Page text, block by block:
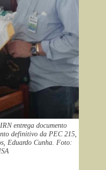
entrega documento
definitivo da PEC 215,
Eduardo Cunha. Foto: